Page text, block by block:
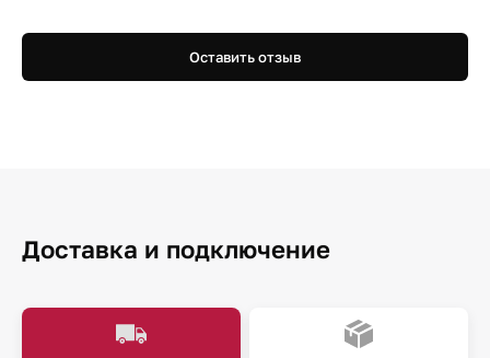
Оставить отзыв
Доставка и подключение